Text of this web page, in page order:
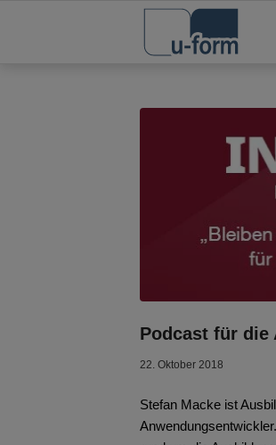
Podcast für die
22. Oktober 2018
Stefan Macke ist